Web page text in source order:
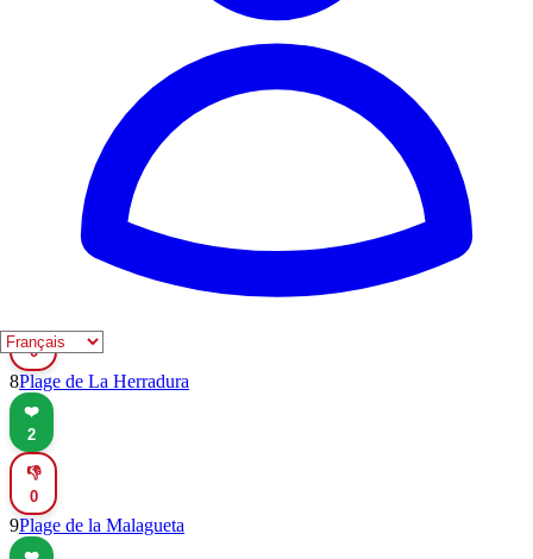
Plage de Burriana
Plage de Calafell
👎
0
8Plage de La Herradura
❤️
2
👎
0
9Plage de la Malagueta